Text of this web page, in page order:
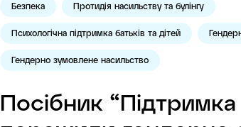
Безпека Протидія насильству та булінгу
Психологічна підтримка батьків та дітей
Гендерно зумовлене насильство
Посібник